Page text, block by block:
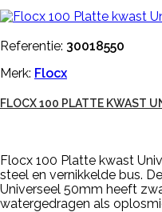
Referentie: 30018550
Merk: Flocx
FLOCX 100 PLATTE KWAST
Flocx 100 Platte kwast
steel en vernikkelde bus.
Universeel 50mm heeft
watergedragen als